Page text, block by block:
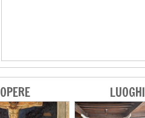
OPERE LUOGHI